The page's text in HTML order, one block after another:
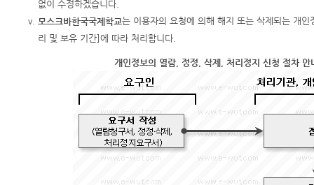
없이 수정하겠습니다.
모스크바한국국제학교는 이용자의 요청에 의해 해지 또는 삭제되는 개
리 및 보유 기간]에 따라 처리합니다.
개인정보의 열람, 정정, 삭제, 처리정지 신청 절차 안